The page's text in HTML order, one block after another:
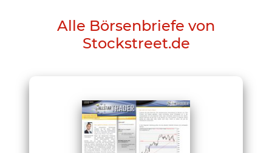
Alle Börsenbriefe von
Stockstreet.de